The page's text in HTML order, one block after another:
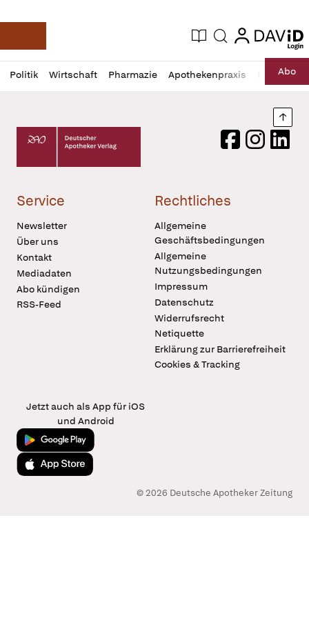
Deutsche Apotheker Zeitung
Aktuelle Ausgabe
Suche login
login
Politik Wirtschaft Pharmazie Apothekenpraxis RechtAbo
Profil
öffnen
Daz
Pur
Deutscher Apotheker Verlag Logo
FacebookInstagram
Service
Newsletter
Über uns
Kontakt
Mediadaten
Abo kündigen
RSS-Feed
Rechtliches
Allgemeine
Geschäftsbedingungen
Allgemeine
Nutzungsbedingungen
Impressum
Datenschutz
Widerrufsrecht
Netiquette
Erklärung zur Barrierefreiheit
Cookies & Tracking
Jetzt auch als App für iOS
und Android
Jetzt bei Google Play
Laden im App Store
© 2026 Deutsche Apotheker Zeitung